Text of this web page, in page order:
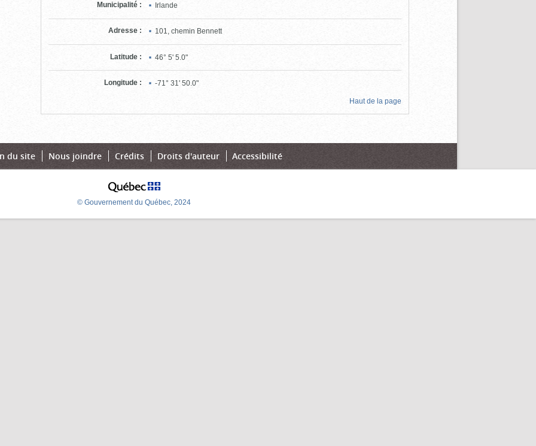
Municipalité : Irlande
Adresse : 101, chemin Bennett
Latitude : 46° 5' 5.0"
Longitude : -71° 31' 50.0"
Haut de la page
du site Nous joindre Crédits Droits d'auteur Accessibilité
© Gouvernement du Québec, 2024